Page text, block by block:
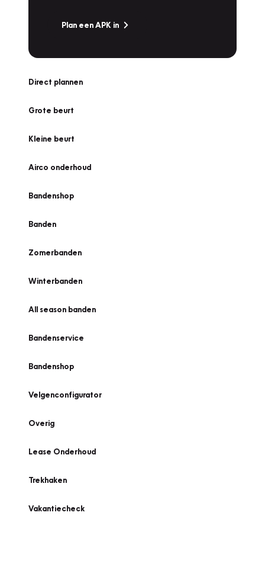
Plan een APK in
Direct plannen
Grote beurt
Kleine beurt
Airco onderhoud
Bandenshop
Banden
Zomerbanden
Winterbanden
All season banden
Bandenservice
Bandenshop
Velgenconfigurator
Overig
Lease Onderhoud
Trekhaken
Vakantiecheck